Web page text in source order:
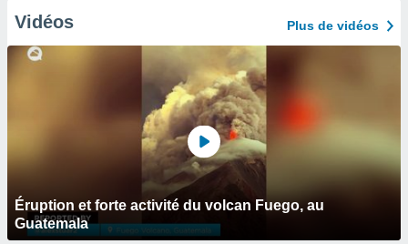
Vidéos Plus de vidéos
Éruption et forte activité du volcan Fuego, au
Guatemala